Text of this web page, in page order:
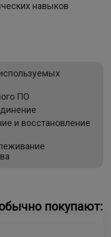
навыков
ПО
и восстановление
покупают: